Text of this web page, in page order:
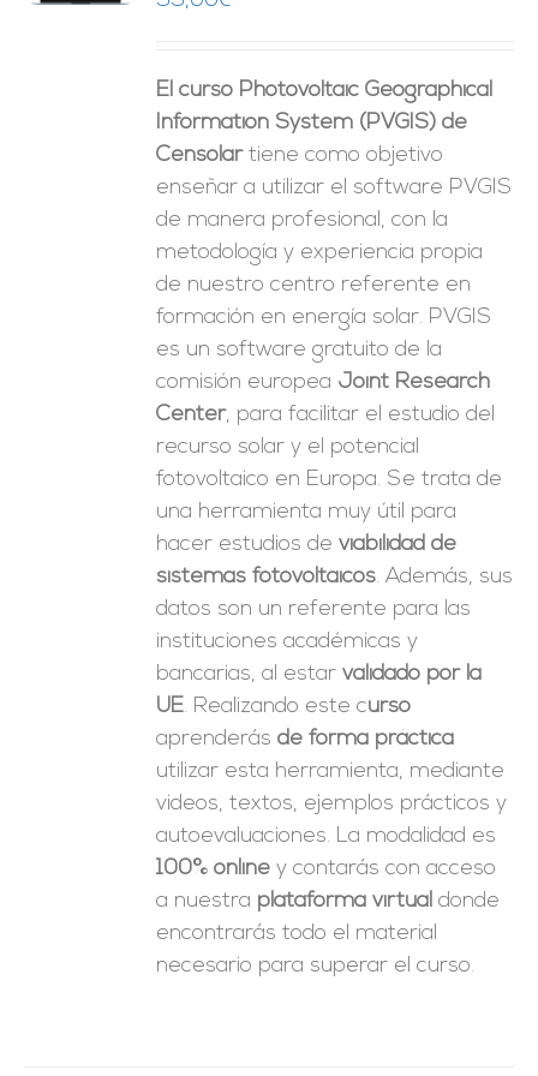
El curso Photovoltaic Geographical
Information System (PVGIS) de
Censolartiene como objetivo
enseñar a utilizar el software PVGIS
de manera profesional, con la
metodología y experiencia propia
de nuestro centro referente en
formación en energía solar. PVGIS
es un software gratuito de la
comisión europea Joint Research
Center, para facilitar el estudio del
recurso solar y el potencial
fotovoltaico en Europa. Se trata de
una herramienta muy útil para
hacer estudios deviabilidad de
sistemas fotovoltaicos. Además, sus
datos son un referente para las
instituciones académicas y
bancarias, al estarvalidado por la
UE. Realizando este curso
aprenderásde forma práctica
utilizar esta herramienta, mediante
videos, textos, ejemplos prácticos y
autoevaluaciones. La modalidad es
100% online y contarás con acceso
a nuestra plataforma virtual donde
encontrarás todo el material
necesario para superar el curso.